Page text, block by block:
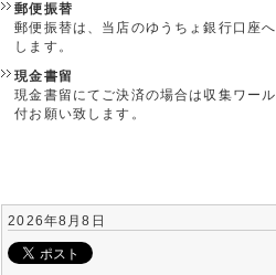
郵便振替
郵便振替は、当店のゆうちょ銀行口座
します。
現金書留
現金書留にてご決済の場合は収集ワー
付お願い致します。
2026年8月8日